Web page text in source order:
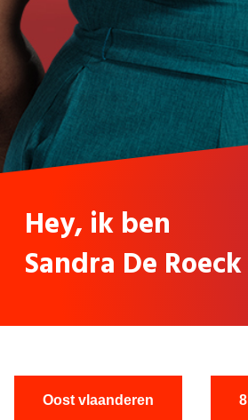
Hey, ik ben
Sandra De Roeck
Oost vlaanderen 8